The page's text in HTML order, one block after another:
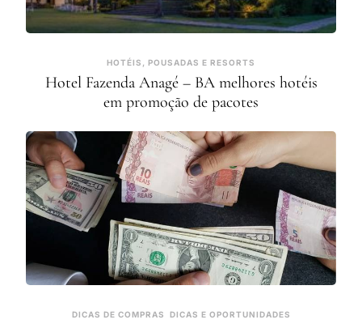
HOTÉIS, POUSADAS E RESORTS
Hotel Fazenda Anagé – BA melhores hotéis
em promoção de pacotes
DICAS DE COMPRAS DICAS E OPORTUNIDADES